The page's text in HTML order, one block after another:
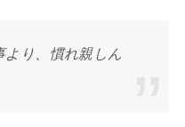
より、慣れ親しん